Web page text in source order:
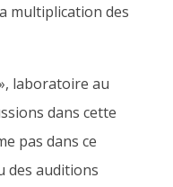
multiplication des
laboratoire au
dans cette
pas dans ce
des auditions